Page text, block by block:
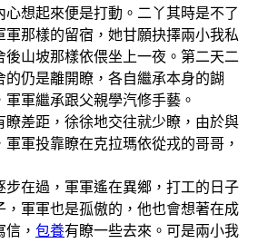
心想起來便是打動。二丫其時是不了
軍那樣的留宿，她甘願抉擇兩小我私
後山坡那樣依偎坐上一夜。第二天二
的仍是離開瞭，各自繼承本身的餬
軍軍繼承跟父親學汽修手藝。
差距，徐徐地交往就少瞭，由於與
軍軍投靠瞭在克拉瑪依從戎的哥哥，
在過，軍軍遙在異鄉，打工的日子
，軍軍也是孤傲的，他也會想著在成
， 包養有瞭一些去來。可是兩小我